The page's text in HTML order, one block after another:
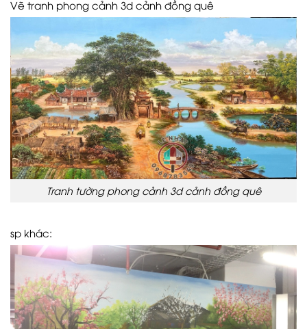
Vẽ tranh phong cảnh 3d cảnh đồng quê
Tranh tường phong cảnh 3d cảnh đồng quê
sp khác: